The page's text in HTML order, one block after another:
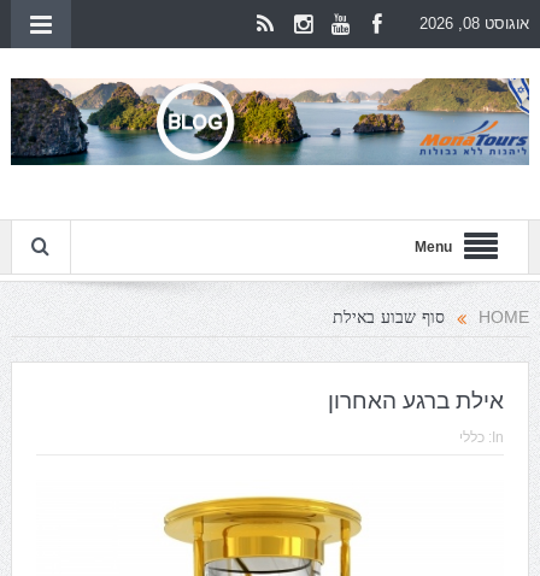
אוגוסט 08, 2026
Menu
HOME סוף שבוע באילת
אילת ברגע האחרון
In: כללי